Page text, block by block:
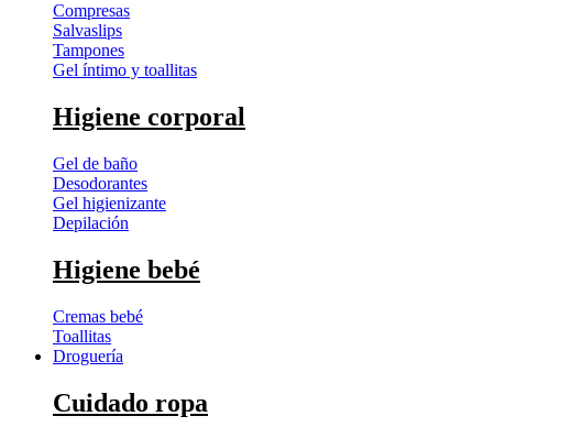
Compresas
Salvaslips
Tampones
Gel íntimo y toallitas
Higiene corporal
Gel de baño
Desodorantes
Gel higienizante
Depilación
Higiene bebé
Cremas bebé
Toallitas
Droguería
Cuidado ropa